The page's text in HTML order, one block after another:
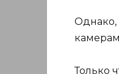
Однако,
Только